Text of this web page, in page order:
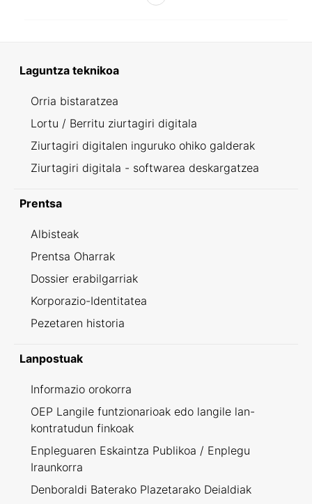
Laguntza teknikoa
Orria bistaratzea
Lortu / Berritu ziurtagiri digitala
Ziurtagiri digitalen inguruko ohiko galderak
Ziurtagiri digitala - softwarea deskargatzea
Prentsa
Albisteak
Prentsa Oharrak
Dossier erabilgarriak
Korporazio-Identitatea
Pezetaren historia
Lanpostuak
Informazio orokorra
OEP Langile funtzionarioak edo langile lan-
kontratudun finkoak
Enpleguaren Eskaintza Publikoa / Enplegu
Iraunkorra
Denboraldi Baterako Plazetarako Deialdiak